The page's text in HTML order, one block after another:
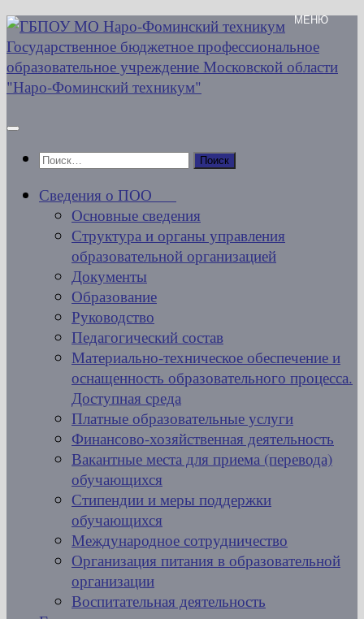
Перейти
к
содержимому
Найти:
Сведения о ПОО
Основные сведения
Структура и органы управления
образовательной организацией
Документы
Образование
Руководство
Педагогический состав
Материально-техническое обеспечение и
оснащенность образовательного процесса.
Доступная среда
Платные образовательные услуги
Финансово-хозяйственная деятельность
Вакантные места для приема (перевода)
обучающихся
Стипендии и меры поддержки
обучающихся
Международное сотрудничество
Организация питания в образовательной
организации
Воспитательная деятельность